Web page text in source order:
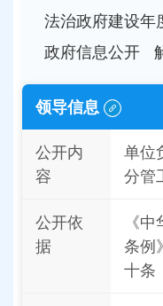
法治政府建设年
政府信息公开
领导信息
公开内
容
单位
分管
公开依
据
《
条例
十条